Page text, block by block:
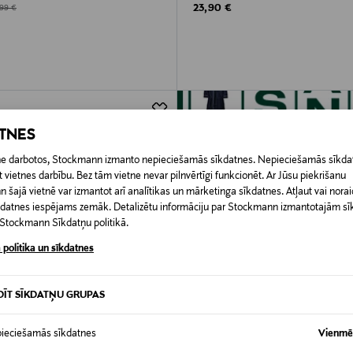
darbotos, Stockmann izmanto nepieciešamās sīkdatnes. Nepieciešamās
vietnes darbību. Bez tām vietne nevar pilnvērtīgi funkcionēt. Ar Jūsu piekrišanu
šajā vietnē var izmantot arī analītikas un mārketinga sīkdatnes. Atļaut vai
iespējams zemāk. Detalizētu informāciju par Stockmann izmantotajām
Sīkdatņu politikā.
politika un sīkdatnes
SĪKDATŅU GRUPAS
sīkdatnes
PricePrice
€
Original Price
23,90 €